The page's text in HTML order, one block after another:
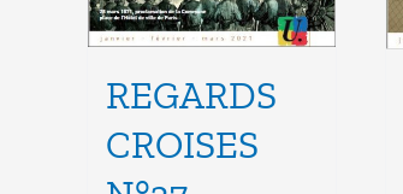
REGARDS
CROISES